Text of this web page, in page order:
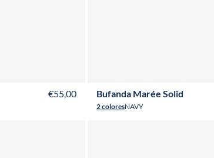
€55,00 Bufanda Marée Solid
2 coloresNAVY